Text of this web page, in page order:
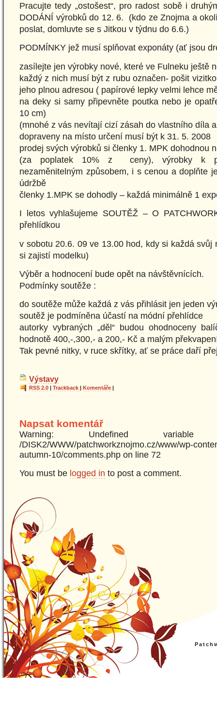
Pracujte tedy „ostošest“, pro radost sobě i
DODÁNÍ výrobků do 12. 6. (kdo ze Znojma a
poslat, domluvte se s Jitkou v týdnu do 6.6.)
PODMÍNKY jež musí splňovat exponáty (ať jsou
zasílejte jen výrobky nové, které ve Fulneku ještě
každý z nich musí být z rubu označen- pošit
jeho plnou adresou ( papírové lepky velmi lehce
na deky si samy připevněte poutka nebo je
10 cm)
(mnohé z vás nevítají cizí zásah do vlastního díla
dopraveny na místo určení musí být k 31. 5. 2008
prodej svých výrobků si členky 1. MPK dohodnou
(za poplatek 10% z ceny), výrobky k
nezaměnitelným způsobem, i s cenou a doplňte
údržbě
členky 1.MPK se dohodly – každá minimálně 1
I letos vyhlašujeme SOUTĚŽ – O
přehlídkou
v sobotu 20.6. 09 ve 13.00 hod, kdy si každá svůj
si zajistí modelku)
Výběr a hodnocení bude opět na návštěvnících.
Podmínky soutěže :
do soutěže může každá z vás přihlásit jen jeden
soutěž je podmíněna účastí na módní přehlídce
autorky vybraných „děl“ budou ohodnoceny
hodnotě 400,-,300,- a 200,- Kč a malým
Tak pevné nitky, v ruce skřítky, ať se práce daří
Výstavy
RSS 2.0 | Trackback | Komentáře |
Napsat komentář
Warning: Undefined
/DISK2/WWW/patchworkznojmo.cz/www/wp-
autumn-10/comments.php on line 72
You must be logged in to post a comment.